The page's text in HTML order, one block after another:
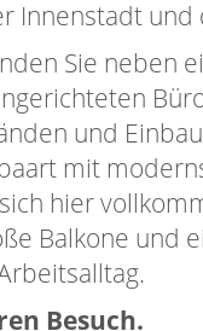
Innenstadt
Sie neben
und
mit
hier
Balkone und
Besuch.